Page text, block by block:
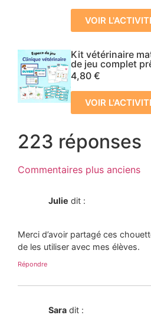
VOIR
Kit vétérinaire
de jeu complet
4,80 €
VOIR
223 réponses
Commentaires plus anciens
Julie dit :
Merci d’avoir partagé ces
de les utiliser avec mes élèves.
Répondre
Sara dit :